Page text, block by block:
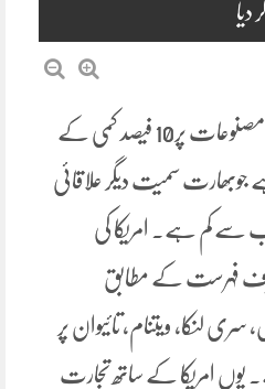
اسلام آباد: امریکا نے پاکستانی مصنوعات پر10 فیصد کمی کے
ہے جوبھارت سمیت دیگر علاقائی
کم ہے۔ امریکا کی
فہرست کے مطابق
دیش، سری لنکا، ویتنام، تائیوان پر
ہے۔ یوں امریکا کے ساتھ تجارت